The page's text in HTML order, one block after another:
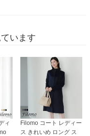
います
ィ
Filomo コート レディー
ス きれいめ ロング ス